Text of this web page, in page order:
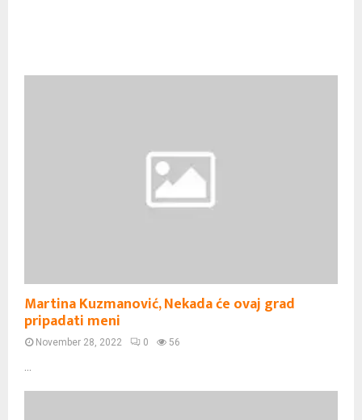
Martina Kuzmanović, Nekada će ovaj grad
pripadati meni
November 28, 2022 0 56